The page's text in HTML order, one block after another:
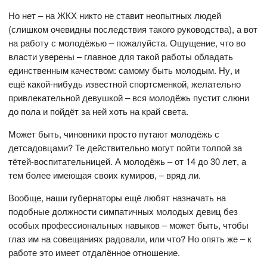
Но нет – на ЖКХ никто не ставит неопытных людей
(слишком очевидны последствия такого руководства), а вот
на работу с молодёжью – пожалуйста. Ощущение, что во
власти уверены – главное для такой работы обладать
единственным качеством: самому быть молодым. Ну, и
ещё какой-нибудь известной спортсменкой, желательно
привлекательной девушкой – вся молодёжь пустит слюни
до пола и пойдёт за ней хоть на край света.
Может быть, чиновники просто путают молодёжь с
детсадовцами? Те действительно могут пойти толпой за
тётей-воспитательницей. А молодёжь – от 14 до 30 лет, а
тем более имеющая своих кумиров, – вряд ли.
Вообще, наши губернаторы ещё любят назначать на
подобные должности симпатичных молодых девиц без
особых профессиональных навыков – может быть, чтобы
глаз им на совещаниях радовали, или что? Но опять же – к
работе это имеет отдалённое отношение.